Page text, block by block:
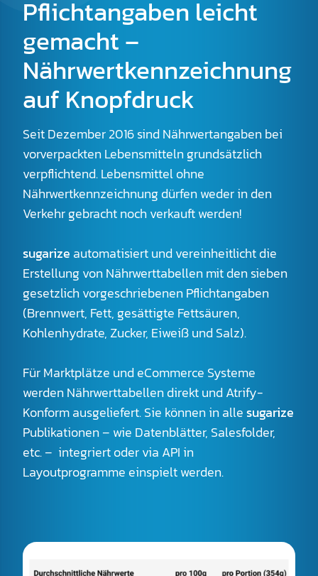
Pflichtangaben leicht
gemacht –
Nährwertkennzeichnung
auf Knopfdruck
Seit Dezember 2016 sind Nährwertangaben bei
vorverpackten Lebensmitteln grundsätzlich
verpflichtend. Lebensmittel ohne
Nährwertkennzeichnung dürfen weder in den
Verkehr gebracht noch verkauft werden!
sugarize automatisiert und vereinheitlicht die
Erstellung von Nährwerttabellen mit den sieben
gesetzlich vorgeschriebenen Pflichtangaben
(Brennwert, Fett, gesättigte Fettsäuren,
Kohlenhydrate, Zucker, Eiweiß und Salz).
Für Marktplätze und eCommerce Systeme
werden Nährwerttabellen direkt und Atrify-
Konform ausgeliefert. Sie können in allesugarize
Publikationen – wie Datenblätter, Salesfolder,
etc. – integriert oder via API in
Layoutprogramme einspielt werden.